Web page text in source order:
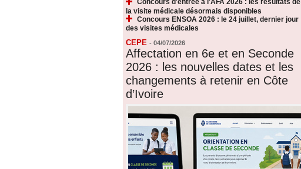
Concours d'entrée à l'AFA 2026 : les résultats de
la visite médicale désormais disponibles
Concours ENSOA 2026 : le 24 juillet, dernier jour
des visites médicales
CEPE - 04/07/2026
Affectation en 6e et en Seconde
2026 : les nouvelles dates et les
changements à retenir en Côte
d’Ivoire